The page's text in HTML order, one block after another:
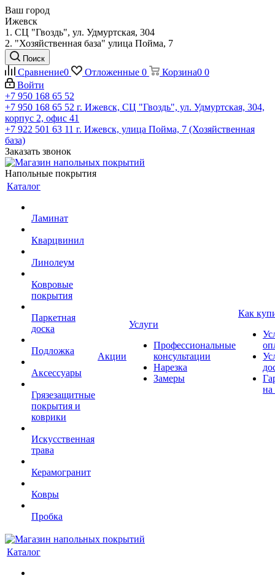
Ваш город
Ижевск
1. СЦ "Гвоздь", ул. Удмуртская, 304
2. "Хозяйственная база" улица Пойма, 7
Поиск
Сравнение0 Отложенные 0 Корзина0 0
Войти
+7 950 168 65 52
+7 950 168 65 52 г. Ижевск, СЦ "Гвоздь", ул. Удмуртская, 304,
корпус 2, офис 41
+7 922 501 63 11 г. Ижевск, улица Пойма, 7 (Хозяйственная
база)
Заказать звонок
Напольные покрытия
Каталог
Ламинат
Кварцвинил
Линолеум
Ковровые
покрытия
Паркетная
доска
Подложка
Аксессуары
Грязезащитные
покрытия и
коврики
Искусственная
трава
Керамогранит
Ковры
Пробка
Акции
Услуги
Профессиональные
консультации
Нарезка
Замеры
Как
на
Каталог